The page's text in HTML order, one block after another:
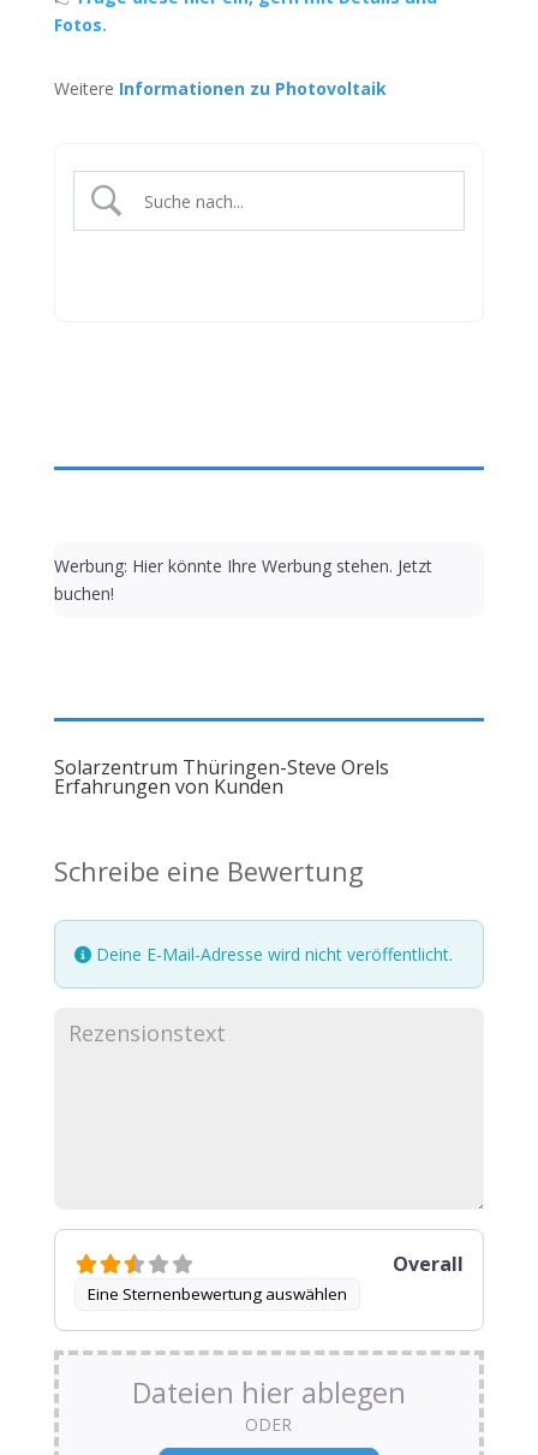
Fotos.
Weitere Informationen zu Photovoltaik
Werbung: Hier könnte Ihre Werbung stehen. Jetzt
buchen!
Solarzentrum Thüringen-Steve Orels
Erfahrungen von Kunden
Schreibe eine Bewertung
Deine E-Mail-Adresse wird nicht veröffentlicht.
Eine Sternenbewertung auswählen
Overall
Dateien hier ablegen
ODER